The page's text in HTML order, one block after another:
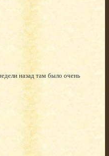
назад там было очень